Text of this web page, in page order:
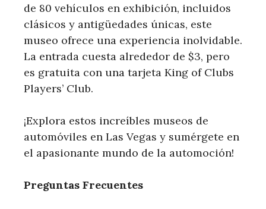
de 80 vehículos en exhibición, incluidos
clásicos⁣ y antigüedades⁤ únicas, este
museo ofrece una‍ experiencia inolvidable.
La entrada cuesta alrededor de $3, pero
es gratuita con una tarjeta King of Clubs
Players’ Club.
¡Explora estos increíbles museos de
automóviles en⁢ Las Vegas y sumérgete en
el apasionante mundo de ‌la automoción!
Preguntas Frecuentes